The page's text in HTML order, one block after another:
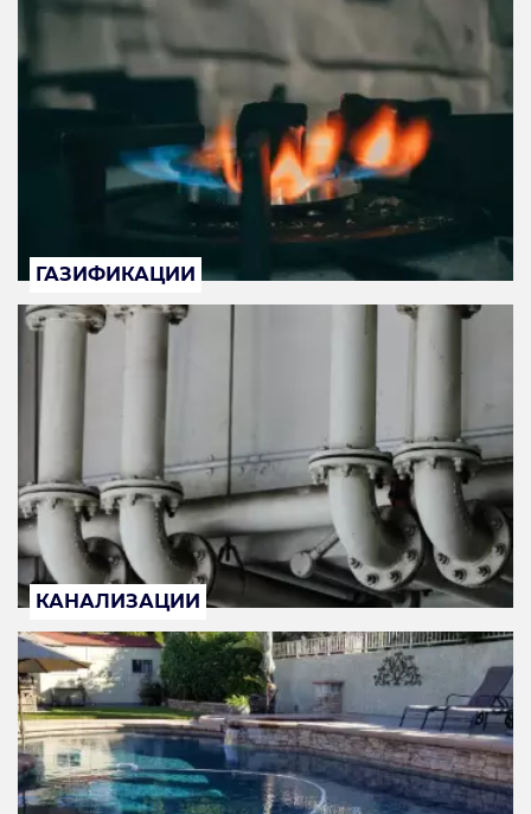
ГАЗИФИКАЦИИ
КАНАЛИЗАЦИИ